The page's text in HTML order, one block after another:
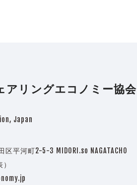
アリングエコノミー協会
Japan
河町2-5-3 MIDORI.so NAGATACHO